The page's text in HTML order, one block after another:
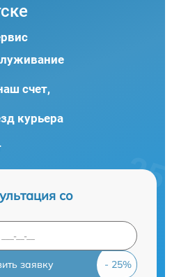
счет,
курьера
со
заявку